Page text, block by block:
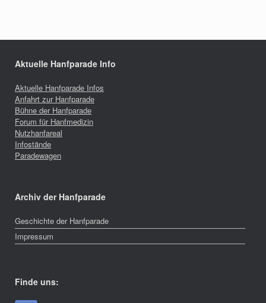
Aktuelle Hanfparade Info
Aktuelle Hanfparade Infos
Anfahrt zur Hanfparade
Bühne der Hanfparade
Forum für Hanfmedizin
Nutzhanfareal
Infostände
Paradewagen
Archiv der Hanfparade
Geschichte der Hanfparade
Impressum
Finde uns: